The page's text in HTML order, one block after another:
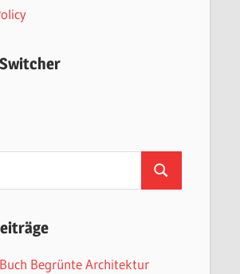
Suchen
Begrünte Architektur